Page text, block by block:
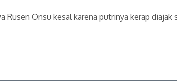
Rusen Onsu kesal karena putrinya kerap